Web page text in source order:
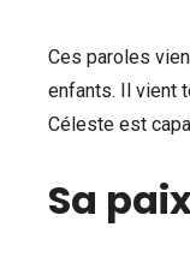
Ces paroles
enfants. Il vient
Céleste est
Sa